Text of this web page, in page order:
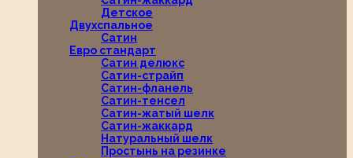
Детское
Двухспальное
Сатин
Евро стандарт
Сатин делюкс
Сатин-страйп
Сатин-фланель
Сатин-тенсел
Сатин-жатый шелк
Сатин-жаккард
Натуральный шелк
Простынь на резинке